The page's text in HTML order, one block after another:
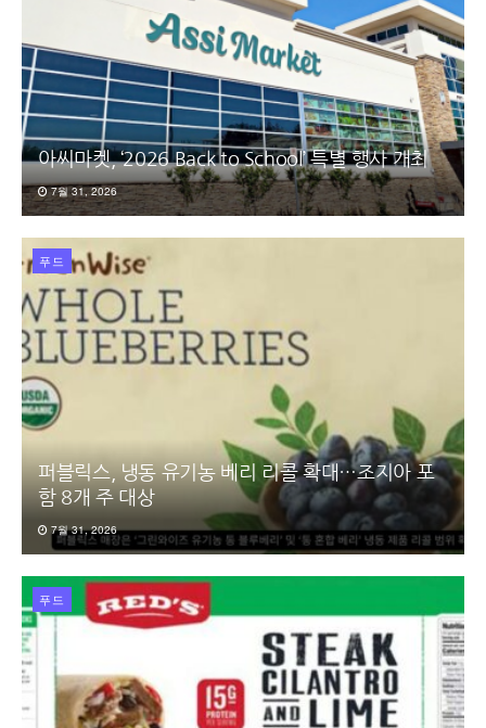
아씨마켓, ‘2026 Back to School’ 특별 행사 개최
7월 31, 2026
푸드
퍼블릭스, 냉동 유기농 베리 리콜 확대…조지아 포
함 8개 주 대상
7월 31, 2026
푸드